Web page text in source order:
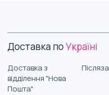
Доставка поУкраїні
Доставка з
відділення "Нова
Пошта"